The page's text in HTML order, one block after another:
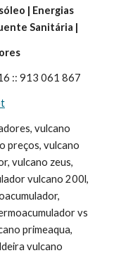
| Energias
Sanitária |
:: 913 061 867
vulcano
preços, vulcano
vulcano zeus,
vulcano 200l,
vs
primeaqua,
vulcano